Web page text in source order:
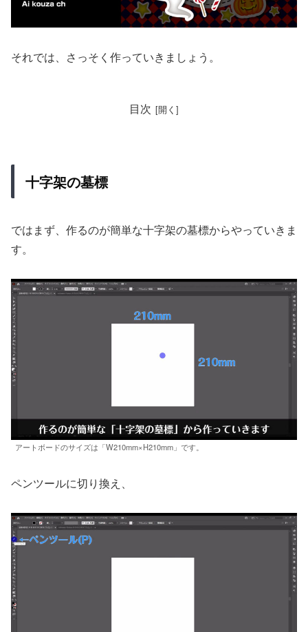
それでは、さっそく作っていきましょう。
目次
十字架の墓標
ではまず、作るのが簡単な十字架の墓標からやっていきま
す。
アートボードのサイズは「W210mm×H210mm」です。
ペンツールに切り換え、